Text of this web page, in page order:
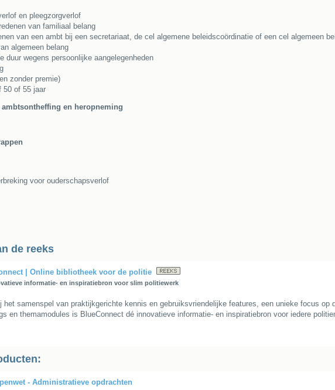
en pleegzorgverlof
van familiaal belang
van een ambt bij een secretariaat, de cel algemene beleidscoördinatie of een cel algemeen
algemeen belang
duur wegens persoonlijke aangelegenheden
zonder premie)
50 of 55 jaar
en heropneming
voor ouderschapsverlof
de reeks
| Online bibliotheek voor de politie
informatie- en inspiratiebron voor slim politiewerk
het samenspel van praktijkgerichte kennis en gebruiksvriendelijke features, een unieke focus op
en themamodules is BlueConnect dé innovatieve informatie- en inspiratiebron voor iedere
- Administratieve opdrachten